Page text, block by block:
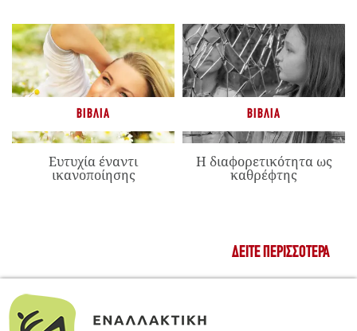
ΒΙΒΛΊΑ
Ευτυχία έναντι
ικανοποίησης
ΒΙΒΛΊΑ
Η διαφορετικότητα ως
καθρέφτης
ΔΕΊΤΕ ΠΕΡΙΣΣΌΤΕΡΑ